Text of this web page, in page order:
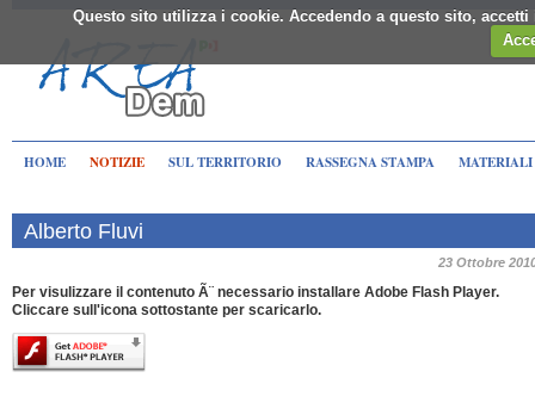
Questo sito utilizza i cookie. Accedendo a questo sito,
HOME NOTIZIE SUL TERRITORIO RASSEGNA STAMPA MATERIALI
Alberto Fluvi
23 Ottobre
Per visulizzare il contenuto Ã¨ necessario installare Adobe Flash Player.
Cliccare sull'icona sottostante per scaricarlo.